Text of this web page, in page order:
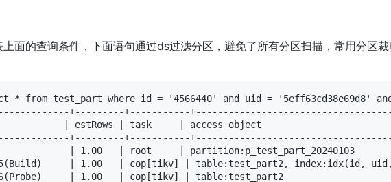
面的查询条件，下面语句通过ds过滤分区，避免了所有分区扫描，常用分区
* from test_part where id = '4566440' and uid = '5eff63cd38e69d8'
+---------+-----------
| estRows | task     | access object
+---------+-----------
| 1.00   | root     | partition:p_test_part_20240103
| 1.00   | cop[tikv] | table:test_part2, index:idx(id, uid,
| 1.00   | cop[tikv] | table:test_part2